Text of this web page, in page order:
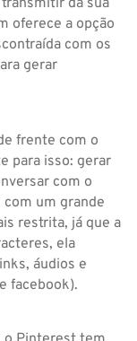
da sua
oferece a opção
com os
gerar
frente com o
para isso: gerar
com o
um grande
restrita, já que a
ela
áudios e
facebook).